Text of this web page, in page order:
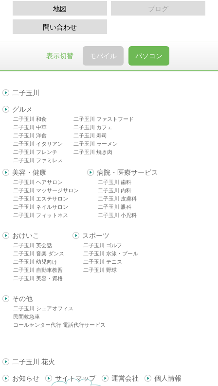
地図 ブログ
問い合わせ
表示切替 モバイル パソコン
二子玉川
グルメ
二子玉川 和食
二子玉川 中華
二子玉川 洋食
二子玉川 イタリアン
二子玉川 フレンチ
二子玉川 ファミレス
二子玉川 ファストフード
二子玉川 カフェ
二子玉川 寿司
二子玉川 ラーメン
二子玉川 焼き肉
美容・健康
二子玉川 ヘアサロン
二子玉川 マッサージサロン
二子玉川 エステサロン
二子玉川 ネイルサロン
二子玉川 フィットネス
病院・医療サービス
二子玉川 歯科
二子玉川 内科
二子玉川 皮膚科
二子玉川 眼科
二子玉川 小児科
おけいこ
二子玉川 英会話
二子玉川 音楽 ダンス
二子玉川 幼児向け
二子玉川 自動車教習
二子玉川 美容・資格
スポーツ
二子玉川 ゴルフ
二子玉川 水泳・プール
二子玉川 テニス
二子玉川 野球
その他
二子玉川 シェアオフィス
民間救急車
コールセンター代行 電話代行サービス
二子玉川 花火
お知らせ サイトマップ 運営会社 個人情報